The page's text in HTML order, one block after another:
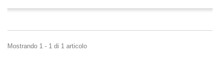
Mostrando 1 - 1 di 1 articolo